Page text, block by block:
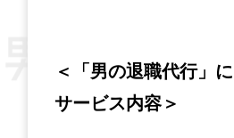
＜「男の退職代行」
サービス内容＞